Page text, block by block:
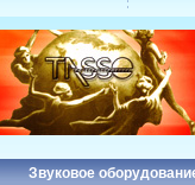
Звуковое